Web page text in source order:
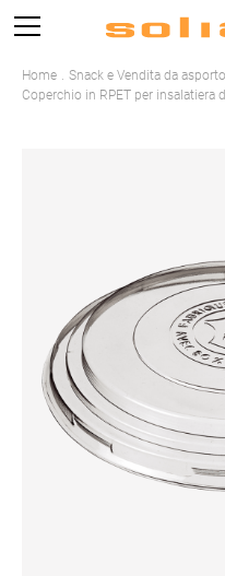
Home
Snack e Vendita da asporto
Coperchio in RPET per insalatiera